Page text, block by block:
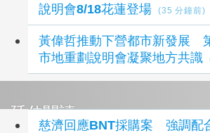
說明會8/18花蓮登場
(35 分鐘前)
黃偉哲推動下營都市新發展
市地重劃說明會凝聚地方共識
延伸閱讀
慈濟回應BNT採購案 強調配